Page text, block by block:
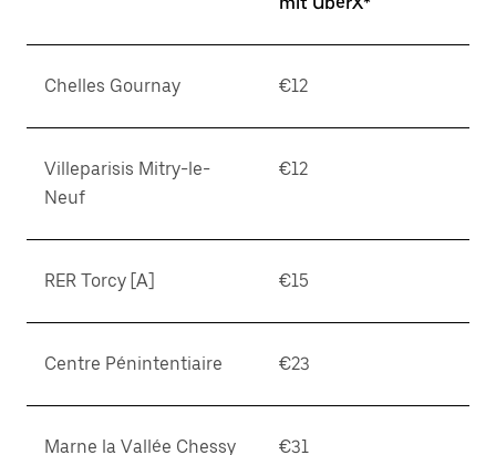
Chelles Gournay €12
Villeparisis Mitry-le-
Neuf
€12
RER Torcy [A] €15
Centre Pénintentiaire €23
Marne la Vallée Chessy €31